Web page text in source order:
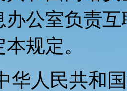
办公室负责
规定。
华人民共和